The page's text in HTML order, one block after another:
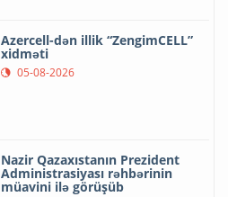
Azercell-dən illik “ZengimCELL”
xidməti
05-08-2026
Nazir Qazaxıstanın Prezident
Administrasiyası rəhbərinin
müavini ilə görüşüb